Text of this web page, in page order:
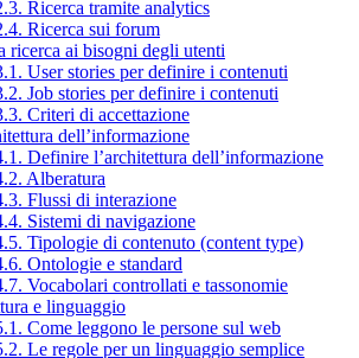
Ricerca tramite analytics
Ricerca sui forum
ricerca ai bisogni degli utenti
User stories per definire i contenuti
Job stories per definire i contenuti
Criteri di accettazione
dell’informazione
Definire l’architettura dell’informazione
Alberatura
Flussi di interazione
Sistemi di navigazione
Tipologie di contenuto (content type)
Ontologie e standard
Vocabolari controllati e tassonomie
e linguaggio
Come leggono le persone sul web
Le regole per un linguaggio semplice